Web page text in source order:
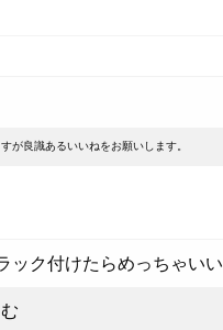
が良識あるいいねをお願いします。
ック付けたらめっちゃいい